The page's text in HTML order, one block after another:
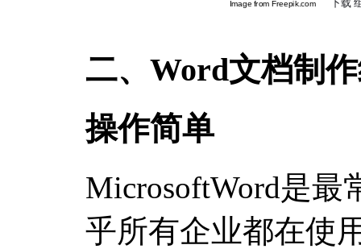
二、Word文档制
操作简单
MicrosoftWord是最
乎所有企业都在使